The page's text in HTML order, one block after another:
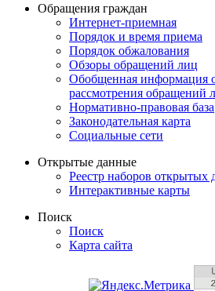
Обращения граждан
Интернет-приемная
Порядок и время приема
Порядок обжалования
Обзоры обращений лиц
Обобщенная информация о
рассмотрения обращений
Нормативно-правовая база
Законодательная карта
Социальные сети
Открытые данные
Реестр наборов открытых
Интерактивные карты
Поиск
Поиск
Карта сайта